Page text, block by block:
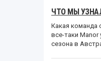
ЧТО МЫ
Какая команда
все-таки
сезона в